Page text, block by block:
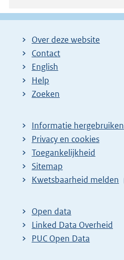
Over deze website
Contact
English
Help
Zoeken
Informatie hergebruiken
Privacy en cookies
Toegankelijkheid
Sitemap
E
t
e
r
Kwetsbaarheid melden
Open data
Linked Data Overheid
PUC Open Data